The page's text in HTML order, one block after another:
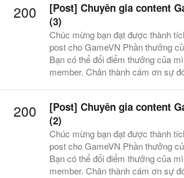
200
[Post] Chuyên gia content
(3)
Chúc mừng bạn đạt được thành
post cho GameVN Phần thưởng
Bạn có thể đổi điểm thưởng của
member. Chân thành cám ơn sự
200
[Post] Chuyên gia content
(2)
Chúc mừng bạn đạt được thành
post cho GameVN Phần thưởng
Bạn có thể đổi điểm thưởng của
member. Chân thành cám ơn sự